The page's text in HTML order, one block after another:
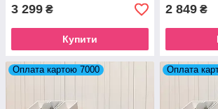
3 299 ₴
Купити
2 849 ₴
Оплата картою 7000 Оплата